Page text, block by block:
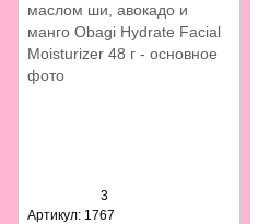
3
Артикул: 1767